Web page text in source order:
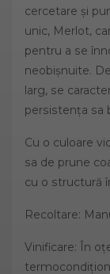
cercetare și
unic, Merlot,
pentru a se
neobișnuite.
larg, se
persistența sa
Cu o culoare
sa de prune
cu o structură
Recoltare:
Vinificare: În